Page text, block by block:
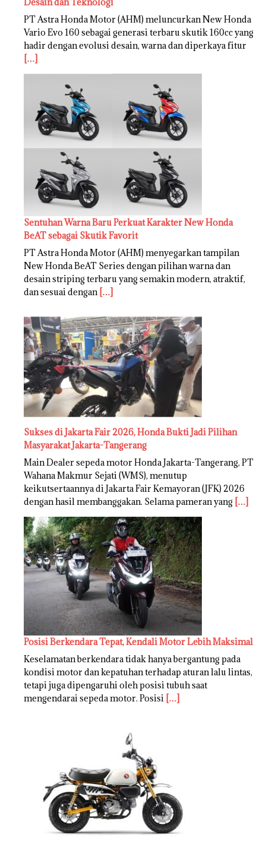
PT Astra Honda Motor (AHM) meluncurkan New Honda
Vario Evo 160 sebagai generasi terbaru skutik 160cc yang
hadir dengan evolusi desain, warna dan diperkaya fitur
[…]
Sentuhan Warna Baru Perkuat Karakter New Honda
BeAT sebagai Skutik Favorit
PT Astra Honda Motor (AHM) menyegarkan tampilan
New Honda BeAT Series dengan pilihan warna dan
desain striping terbaru yang semakin modern, atraktif,
dan sesuai dengan […]
Sukses di Jakarta Fair 2026, Honda Bukti Jadi Pilihan
Masyarakat Jakarta-Tangerang
Main Dealer sepeda motor Honda Jakarta-Tangerang, PT
Wahana Makmur Sejati (WMS), menutup
keikutsertaannya di Jakarta Fair Kemayoran (JFK) 2026
dengan hasil membanggakan. Selama pameran yang […]
Posisi Berkendara Tepat, Kendali Motor Lebih Maksimal
Keselamatan berkendara tidak hanya bergantung pada
kondisi motor dan kepatuhan terhadap aturan lalu lintas,
tetapi juga dipengaruhi oleh posisi tubuh saat
mengendarai sepeda motor. Posisi […]